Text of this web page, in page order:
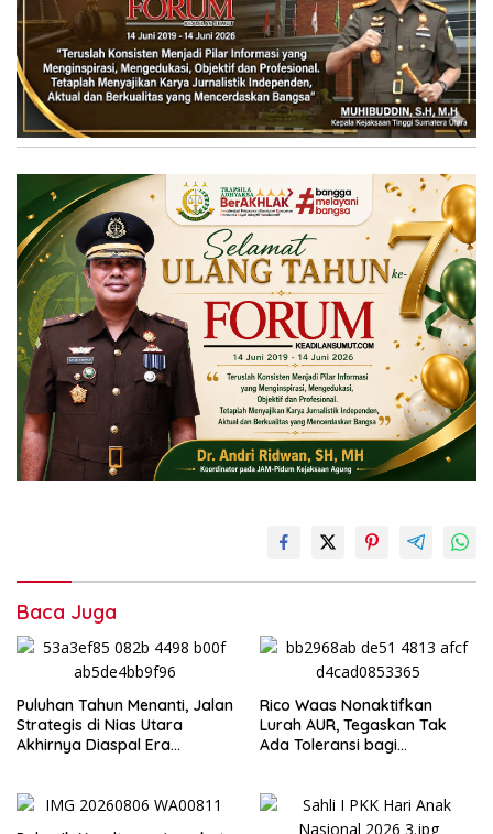
Baca Juga
Puluhan Tahun Menanti, Jalan
Strategis di Nias Utara
Akhirnya Diaspal Era
Rico Waas Nonaktifkan
Lurah AUR, Tegaskan Tak
Ada Toleransi bagi